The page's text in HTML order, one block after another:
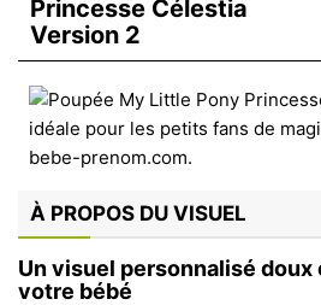
Princesse Célestia
Version 2
À PROPOS DU VISUEL
Un visuel personnalisé doux
votre bébé